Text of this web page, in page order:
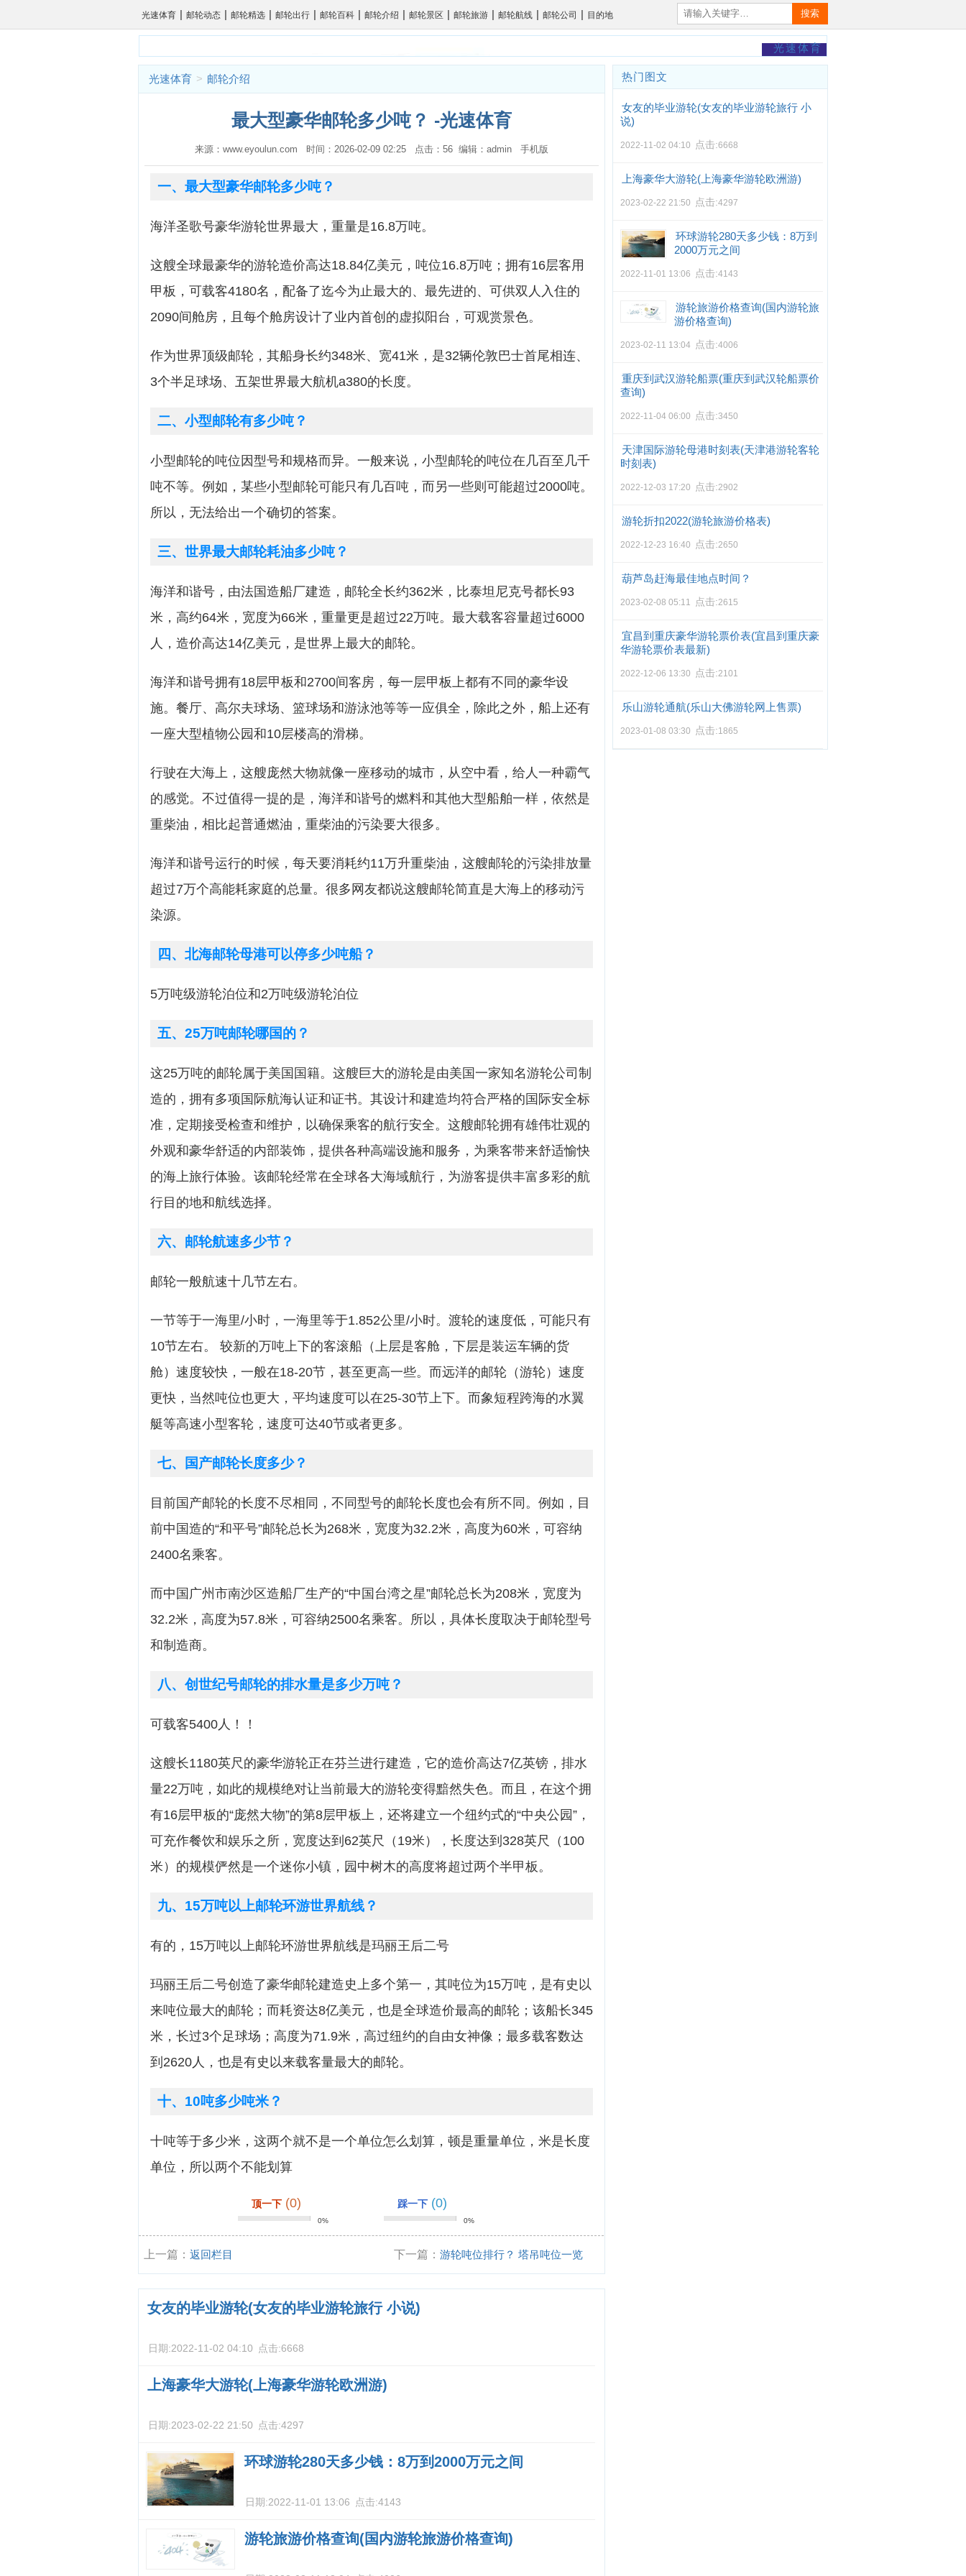
光速体育 | 邮轮动态 | 邮轮精选 | 邮轮出行 | 邮轮百科 | 邮轮介绍 | 邮轮景区 | 邮轮旅游 | 邮轮航线 | 邮轮公司 | 目的地 搜索
光速体育
光速体育 > 邮轮介绍
最大型豪华邮轮多少吨？ -光速体育
来源：www.eyoulun.com 时间：2026-02-09 02:25 点击：56 编辑：admin 手机版
一、最大型豪华邮轮多少吨？
海洋圣歌号豪华游轮世界最大，重量是16.8万吨。
这艘全球最豪华的游轮造价高达18.84亿美元，吨位16.8万吨；拥有16层客用
甲板，可载客4180名，配备了迄今为止最大的、最先进的、可供双人入住的
2090间舱房，且每个舱房设计了业内首创的虚拟阳台，可观赏景色。
作为世界顶级邮轮，其船身长约348米、宽41米，是32辆伦敦巴士首尾相连、
3个半足球场、五架世界最大航机a380的长度。
二、小型邮轮有多少吨？
小型邮轮的吨位因型号和规格而异。一般来说，小型邮轮的吨位在几百至几千
吨不等。例如，某些小型邮轮可能只有几百吨，而另一些则可能超过2000吨。
所以，无法给出一个确切的答案。
三、世界最大邮轮耗油多少吨？
海洋和谐号，由法国造船厂建造，邮轮全长约362米，比泰坦尼克号都长93
米，高约64米，宽度为66米，重量更是超过22万吨。最大载客容量超过6000
人，造价高达14亿美元，是世界上最大的邮轮。
海洋和谐号拥有18层甲板和2700间客房，每一层甲板上都有不同的豪华设
施。餐厅、高尔夫球场、篮球场和游泳池等等一应俱全，除此之外，船上还有
一座大型植物公园和10层楼高的滑梯。
行驶在大海上，这艘庞然大物就像一座移动的城市，从空中看，给人一种霸气
的感觉。不过值得一提的是，海洋和谐号的燃料和其他大型船舶一样，依然是
重柴油，相比起普通燃油，重柴油的污染要大很多。
海洋和谐号运行的时候，每天要消耗约11万升重柴油，这艘邮轮的污染排放量
超过7万个高能耗家庭的总量。很多网友都说这艘邮轮简直是大海上的移动污
染源。
四、北海邮轮母港可以停多少吨船？
5万吨级游轮泊位和2万吨级游轮泊位
五、25万吨邮轮哪国的？
这25万吨的邮轮属于美国国籍。这艘巨大的游轮是由美国一家知名游轮公司制
造的，拥有多项国际航海认证和证书。其设计和建造均符合严格的国际安全标
准，定期接受检查和维护，以确保乘客的航行安全。这艘邮轮拥有雄伟壮观的
外观和豪华舒适的内部装饰，提供各种高端设施和服务，为乘客带来舒适愉快
的海上旅行体验。该邮轮经常在全球各大海域航行，为游客提供丰富多彩的航
行目的地和航线选择。
六、邮轮航速多少节？
邮轮一般航速十几节左右。
一节等于一海里/小时，一海里等于1.852公里/小时。渡轮的速度低，可能只有
10节左右。 较新的万吨上下的客滚船（上层是客舱，下层是装运车辆的货
舱）速度较快，一般在18-20节，甚至更高一些。而远洋的邮轮（游轮）速度
更快，当然吨位也更大，平均速度可以在25-30节上下。而象短程跨海的水翼
艇等高速小型客轮，速度可达40节或者更多。
七、国产邮轮长度多少？
目前国产邮轮的长度不尽相同，不同型号的邮轮长度也会有所不同。例如，目
前中国造的“和平号”邮轮总长为268米，宽度为32.2米，高度为60米，可容纳
2400名乘客。
而中国广州市南沙区造船厂生产的“中国台湾之星”邮轮总长为208米，宽度为
32.2米，高度为57.8米，可容纳2500名乘客。所以，具体长度取决于邮轮型号
和制造商。
八、创世纪号邮轮的排水量是多少万吨？
可载客5400人！！
这艘长1180英尺的豪华游轮正在芬兰进行建造，它的造价高达7亿英镑，排水
量22万吨，如此的规模绝对让当前最大的游轮变得黯然失色。而且，在这个拥
有16层甲板的“庞然大物”的第8层甲板上，还将建立一个纽约式的“中央公园”，
可充作餐饮和娱乐之所，宽度达到62英尺（19米），长度达到328英尺（100
米）的规模俨然是一个迷你小镇，园中树木的高度将超过两个半甲板。
九、15万吨以上邮轮环游世界航线？
有的，15万吨以上邮轮环游世界航线是玛丽王后二号
玛丽王后二号创造了豪华邮轮建造史上多个第一，其吨位为15万吨，是有史以
来吨位最大的邮轮；而耗资达8亿美元，也是全球造价最高的邮轮；该船长345
米，长过3个足球场；高度为71.9米，高过纽约的自由女神像；最多载客数达
到2620人，也是有史以来载客量最大的邮轮。
十、10吨多少吨米？
十吨等于多少米，这两个就不是一个单位怎么划算，顿是重量单位，米是长度
单位，所以两个不能划算
顶一下 (0)
0%
踩一下 (0)
0%
上一篇： 返回栏目 下一篇：游轮吨位排行？ 塔吊吨位一览
表？
女友的毕业游轮(女友的毕业游轮旅行 小说)
日期:2022-11-02 04:10 点击:6668
上海豪华大游轮(上海豪华游轮欧洲游)
日期:2023-02-22 21:50 点击:4297
环球游轮280天多少钱：8万到2000万元之间
日期:2022-11-01 13:06 点击:4143
游轮旅游价格查询(国内游轮旅游价格查询)
热门图文
女友的毕业游轮(女友的毕业游轮旅行 小
说)
2022-11-02 04:10 点击:6668
上海豪华大游轮(上海豪华游轮欧洲游)
2023-02-22 21:50 点击:4297
环球游轮280天多少钱：8万到
2000万元之间
2022-11-01 13:06 点击:4143
游轮旅游价格查询(国内游轮旅
游价格查询)
2023-02-11 13:04 点击:4006
重庆到武汉游轮船票(重庆到武汉轮船票价
查询)
2022-11-04 06:00 点击:3450
天津国际游轮母港时刻表(天津港游轮客轮
时刻表)
2022-12-03 17:20 点击:2902
游轮折扣2022(游轮旅游价格表)
2022-12-23 16:40 点击:2650
葫芦岛赶海最佳地点时间？
2023-02-08 05:11 点击:2615
宜昌到重庆豪华游轮票价表(宜昌到重庆豪
华游轮票价表最新)
2022-12-06 13:30 点击:2101
乐山游轮通航(乐山大佛游轮网上售票)
2023-01-08 03:30 点击:1865